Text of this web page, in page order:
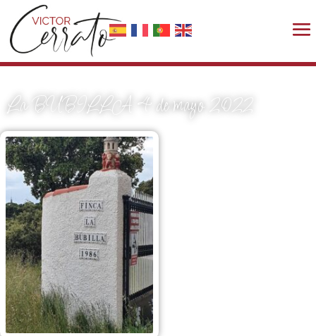
La BUBILLA 4 de mayo 2022